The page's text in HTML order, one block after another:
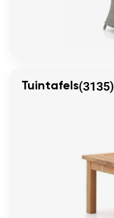
Tuintafels(3135)